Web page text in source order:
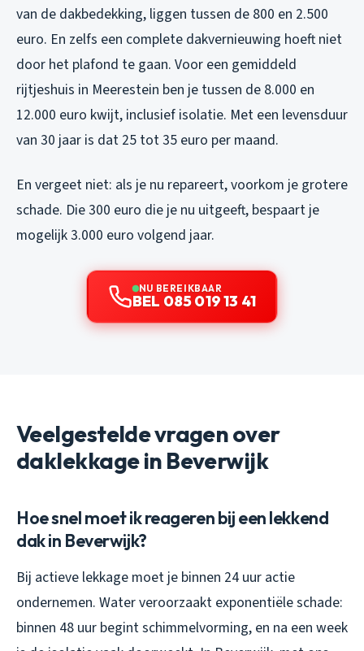
van de dakbedekking, liggen tussen de 800 en 2.500
euro. En zelfs een complete dakvernieuwing hoeft niet
door het plafond te gaan. Voor een gemiddeld
rijtjeshuis in Meerestein ben je tussen de 8.000 en
12.000 euro kwijt, inclusief isolatie. Met een levensduur
van 30 jaar is dat 25 tot 35 euro per maand.
En vergeet niet: als je nu repareert, voorkom je grotere
schade. Die 300 euro die je nu uitgeeft, bespaart je
mogelijk 3.000 euro volgend jaar.
NU BEREIKBAAR
BEL 085 019 13 41
Veelgestelde vragen over
daklekkage in Beverwijk
Hoe snel moet ik reageren bij een lekkend
dak in Beverwijk?
Bij actieve lekkage moet je binnen 24 uur actie
ondernemen. Water veroorzaakt exponentiële schade:
binnen 48 uur begint schimmelvorming, en na een week